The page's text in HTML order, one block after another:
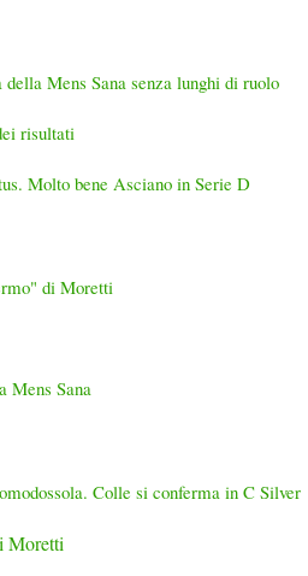
Mens Sana senza lunghi di ruolo
risultati
Molto bene Asciano in Serie D
di Moretti
Mens Sana
Colle si conferma in C Silver
Moretti